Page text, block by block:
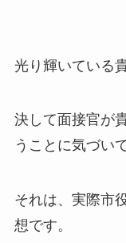
光り輝いている
決して面接官が
うことに気づい
それは、実際市
想です。